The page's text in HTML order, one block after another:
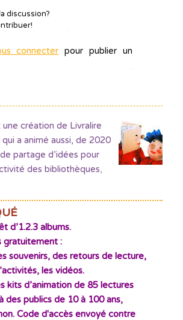
discussion?
connecter pour publier un
création de Livralire
a animé aussi, de 2020
partage d’idées pour
des bibliothèques,
d’1.2.3 albums.
gratuitement :
souvenirs, des retours de lecture,
les vidéos.
kits d’animation de 85 lectures
des publics de 10 à 100 ans,
Code d'accès envoyé contre